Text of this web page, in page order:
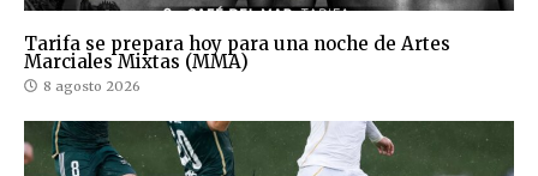
Tarifa se prepara hoy para una noche de Artes
Marciales Mixtas (MMA)
8 agosto 2026